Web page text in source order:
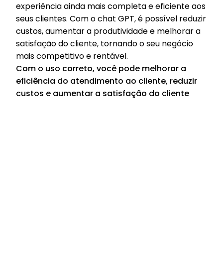
experiência ainda mais completa e eficiente aos
seus clientes. Com o chat GPT, é possível reduzir
custos, aumentar a produtividade e melhorar a
satisfação do cliente, tornando o seu negócio
mais competitivo e rentável.
Com o uso correto, você pode melhorar a
eficiência do atendimento ao cliente, reduzir
custos e aumentar a satisfação do cliente